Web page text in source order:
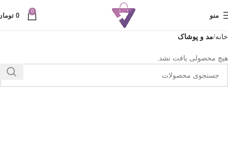
منو
0
0
خانه مد و پوشاک
هیچ محصولی یافت نشد.